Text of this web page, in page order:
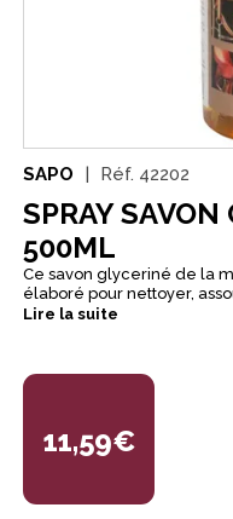
SAPO Réf. 42202
SPRAY
500ML
Ce savon glyceriné de la
élaboré pour nettoyer,
sellerie: selle, sangle,
Lire la suite
11,59€